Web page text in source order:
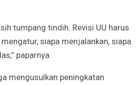
tumpang tindih. Revisi UU harus
siapa menjalankan, siapa
paparnya.
mengusulkan peningkatan